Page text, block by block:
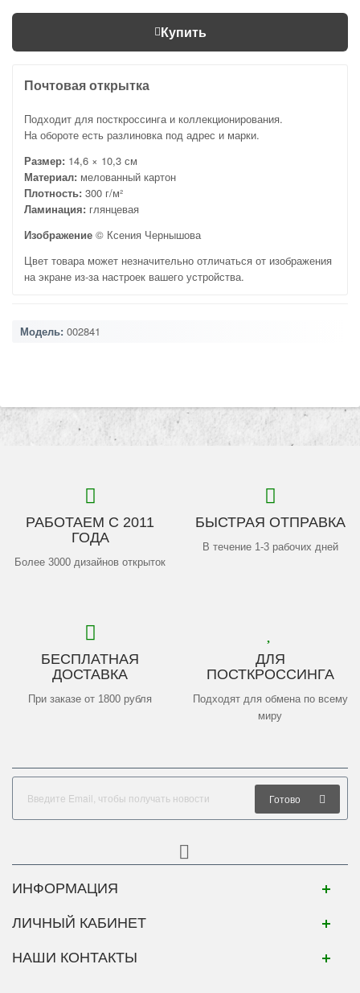
Купить
Почтовая открытка
Подходит для посткроссинга и коллекционирования.
На обороте есть разлиновка под адрес и марки.
Размер: 14,6 × 10,3 см
Материал: мелованный картон
Плотность: 300 г/м²
Ламинация: глянцевая
Изображение © Ксения Чернышова
Цвет товара может незначительно отличаться от изображения
на экране из-за настроек вашего устройства.
Модель: 002841
РАБОТАЕМ С 2011
ГОДА
Более 3000 дизайнов открыток
БЫСТРАЯ ОТПРАВКА
В течение 1-3 рабочих дней
БЕСПЛАТНАЯ
ДОСТАВКА
При заказе от 1800 рубля
ДЛЯ
ПОСТКРОССИНГА
Подходят для обмена по всему
миру
Готово
ИНФОРМАЦИЯ
ЛИЧНЫЙ КАБИНЕТ
НАШИ КОНТАКТЫ